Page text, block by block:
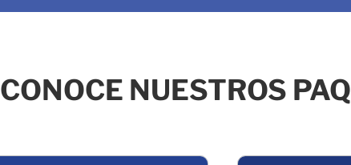
CONOCE NUESTROS